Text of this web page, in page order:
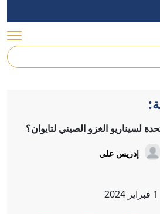
لسيناريو الغزو الصيني لتايوان؟
إدريس علي
1 فبراير 2024